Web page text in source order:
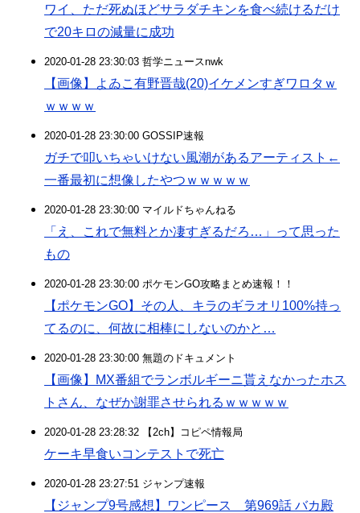
ワイ、ただ死ぬほどサラダチキンを食べ続けるだけ
で20キロの減量に成功
2020-01-28 23:30:03 哲学ニュースnwk
【画像】よゐこ有野晋哉(20)イケメンすぎワロタｗ
ｗｗｗｗ
2020-01-28 23:30:00 GOSSIP速報
ガチで叩いちゃいけない風潮があるアーティスト←
一番最初に想像したやつｗｗｗｗｗ
2020-01-28 23:30:00 マイルドちゃんねる
「え、これで無料とか凄すぎるだろ…」って思った
もの
2020-01-28 23:30:00 ポケモンGO攻略まとめ速報！！
【ポケモンGO】その人、キラのギラオリ100%持っ
てるのに、何故に相棒にしないのかと…
2020-01-28 23:30:00 無題のドキュメント
【画像】MX番組でランボルギーニ貰えなかったホス
トさん、なぜか謝罪させられるｗｗｗｗｗ
2020-01-28 23:28:32 【2ch】コピペ情報局
ケーキ早食いコンテストで死亡
2020-01-28 23:27:51 ジャンプ速報
【ジャンプ9号感想】ワンピース 第969話 バカ殿